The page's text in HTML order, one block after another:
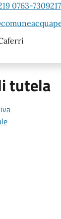
0763-7309217
tutela